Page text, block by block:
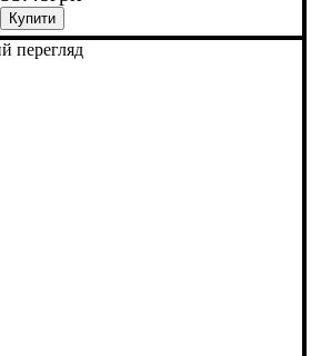
перегляд